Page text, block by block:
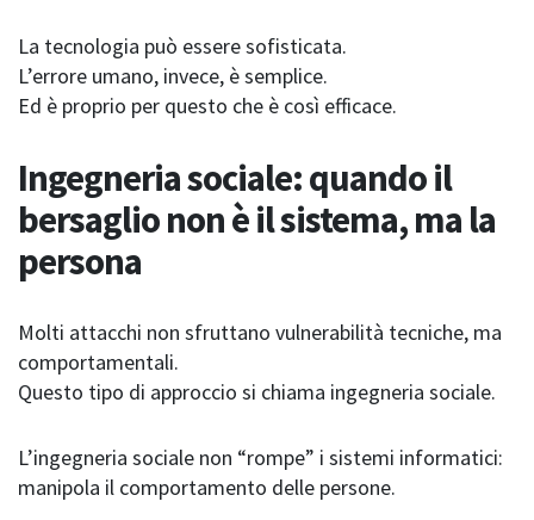
La tecnologia può essere sofisticata.
L’errore umano, invece, è semplice.
Ed è proprio per questo che è così efficace.
Ingegneria sociale: quando il
bersaglio non è il sistema, ma la
persona
Molti attacchi non sfruttano vulnerabilità tecniche, ma
comportamentali.
Questo tipo di approccio si chiama ingegneria sociale.
L’ingegneria sociale non “rompe” i sistemi informatici:
manipola il comportamento delle persone.